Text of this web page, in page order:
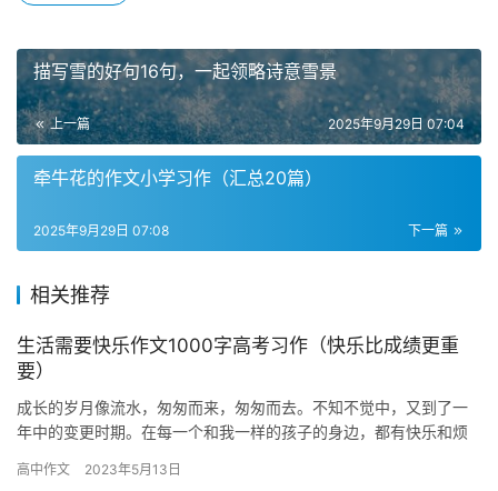
描写雪的好句16句，一起领略诗意雪景
上一篇 2025年9月29日 07:04
牵牛花的作文小学习作（汇总20篇）
下一篇
2025年9月29日 07:08
相关推荐
生活需要快乐作文1000字高考习作（快乐比成绩更重
要）
成长的岁月像流水，匆匆而来，匆匆而去。不知不觉中，又到了一
年中的变更时期。在每一个和我一样的孩子的身边，都有快乐和烦
们互…
高中作文 2023年5月13日